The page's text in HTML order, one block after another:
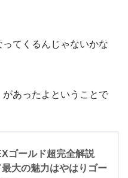
てくるんじゃないかな
あったよということで
ゴールド超完全解説
大の魅力はやはりゴー